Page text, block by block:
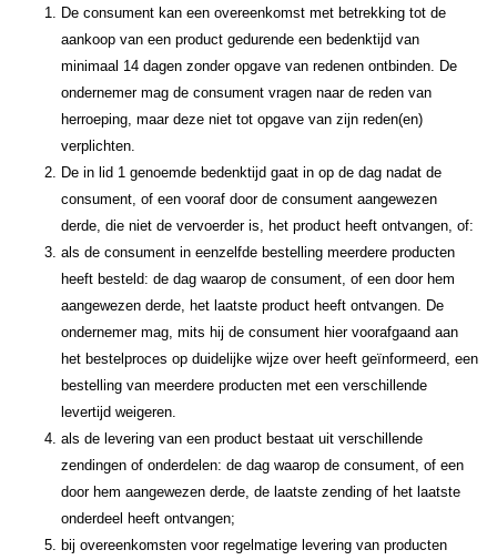
De consument kan een overeenkomst met betrekking tot de
aankoop van een product gedurende een bedenktijd van
minimaal 14 dagen zonder opgave van redenen ontbinden. De
ondernemer mag de consument vragen naar de reden van
herroeping, maar deze niet tot opgave van zijn reden(en)
verplichten.
De in lid 1 genoemde bedenktijd gaat in op de dag nadat de
consument, of een vooraf door de consument aangewezen
derde, die niet de vervoerder is, het product heeft ontvangen, of:
als de consument in eenzelfde bestelling meerdere producten
heeft besteld: de dag waarop de consument, of een door hem
aangewezen derde, het laatste product heeft ontvangen. De
ondernemer mag, mits hij de consument hier voorafgaand aan
het bestelproces op duidelijke wijze over heeft geïnformeerd, een
bestelling van meerdere producten met een verschillende
levertijd weigeren.
als de levering van een product bestaat uit verschillende
zendingen of onderdelen: de dag waarop de consument, of een
door hem aangewezen derde, de laatste zending of het laatste
onderdeel heeft ontvangen;
bij overeenkomsten voor regelmatige levering van producten